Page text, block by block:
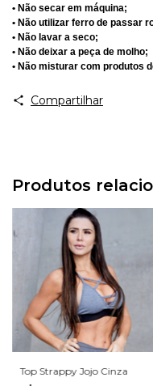
• Não secar em máquina;
• Não utilizar ferro de passar
• Não lavar a seco;
• Não deixar a peça de molho;
• Não misturar com produtos
Compartilhar
Produtos
Top Strappy Jojo Cinza